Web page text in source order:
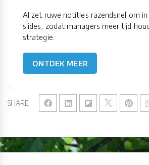
SHARE
AI zet ruwe notities razendsnel om
slides, zodat managers meer tijd
strategie.
ONTDEK MEER